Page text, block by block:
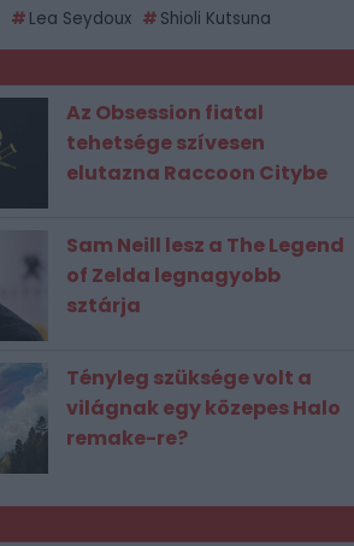
Lea Seydoux Shioli Kutsuna
Az Obsession fiatal
tehetsége szívesen
elutazna Raccoon Citybe
Sam Neill lesz a The Legend
of Zelda legnagyobb
sztárja
Tényleg szüksége volt a
világnak egy közepes Halo
remake-re?